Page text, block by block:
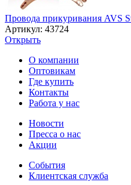
Провода прикуривания AVS
Артикул: 43724
Открыть
О компании
Оптовикам
Где купить
Контакты
Работа у нас
Новости
Пресса о нас
Акции
События
Клиентская служба